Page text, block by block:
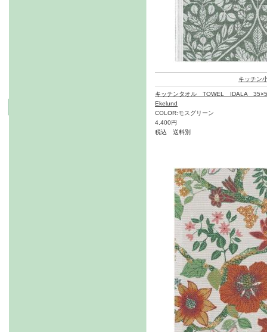
キッチン
キッチンタオル TOWEL IDALA
Ekelund
COLOR:モスグリーン
4,400円
税込 送料別